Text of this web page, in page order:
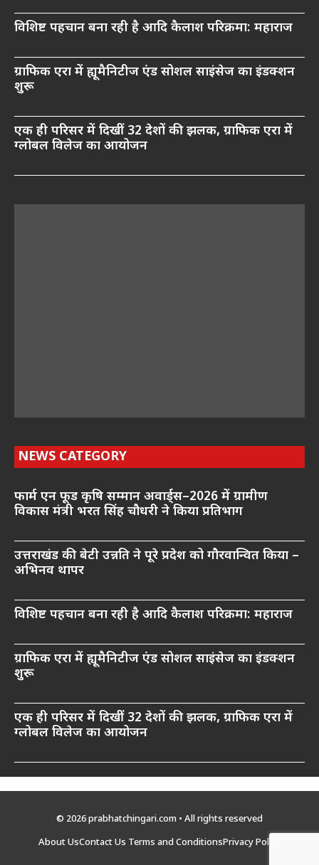
विशिष्ट पहचान बना रही है आदि कैलाश परिक्रमा: महाराज
ग्राफिक एरा में ह्यूमैनिटीज एंड सोशल साइंसेज का इंडक्शन
शुरू
एक ही परिसर में दिखीं 32 देशों की झलक, ग्राफिक एरा में
ग्लोबल विलेज का आयोजन
NEWS CATEGORY
फार्म एन फूड कृषि सम्मान अवार्ड्स–2026 में ग्रामीण
विकास मंत्री भरत सिंह चौधरी ने किया प्रतिभाग
उत्तराखंड की बेटी उन्नति ने पूरे प्रदेश को गौरवान्वित किया –
अभिनव थापर
विशिष्ट पहचान बना रही है आदि कैलाश परिक्रमा: महाराज
ग्राफिक एरा में ह्यूमैनिटीज एंड सोशल साइंसेज का इंडक्शन
शुरू
एक ही परिसर में दिखीं 32 देशों की झलक, ग्राफिक एरा में
ग्लोबल विलेज का आयोजन
© 2026 prabhatchingari.com • All rights reserved
About UsContact Us Terms and ConditionsPrivacy Policy